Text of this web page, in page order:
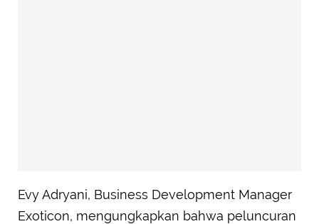
Evy Adryani, Business Development Manager
Exoticon, mengungkapkan bahwa peluncuran